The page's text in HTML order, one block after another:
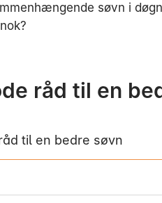
søvn i
råd til en
til en bedre søvn